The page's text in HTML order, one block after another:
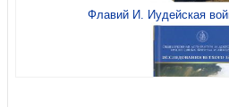
Я покажу тебе путь. От боли и
любви
Флавий И. Иудейская